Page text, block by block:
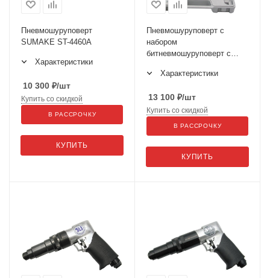
Пневмошуруповерт
SUMAKE ST-4460A
Характеристики
10 300 ₽/шт
КУПИТЬ
Купить со скидкой
В РАССРОЧКУ
Пневмошуруповерт с
набором
битневмошуруповерт с
4468KХарактеристики
13 100 ₽/шт
КУПИТЬ
Купить со скидкой
В РАССРОЧКУ